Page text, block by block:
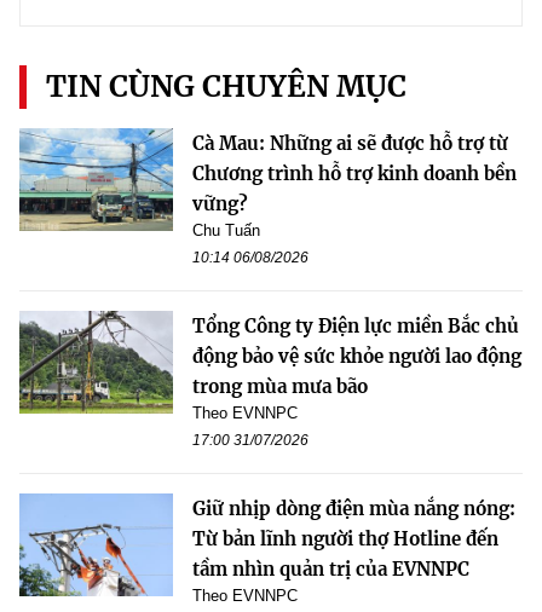
TIN CÙNG CHUYÊN MỤC
Cà Mau: Những ai sẽ được hỗ trợ từ
Chương trình hỗ trợ kinh doanh bền
vững?
Chu Tuấn
10:14 06/08/2026
Tổng Công ty Điện lực miền Bắc chủ
động bảo vệ sức khỏe người lao động
trong mùa mưa bão
Theo EVNNPC
17:00 31/07/2026
Giữ nhịp dòng điện mùa nắng nóng:
Từ bản lĩnh người thợ Hotline đến
tầm nhìn quản trị của EVNNPC
Theo EVNNPC